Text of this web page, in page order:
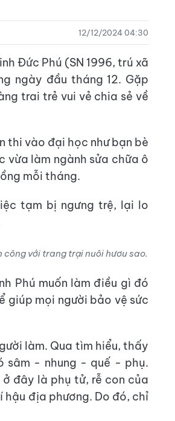
12/12/2024 04:30
Đức Phú (SN 1996, trú xã
ngày đầu tháng 12. Gặp
trai trẻ vui vẻ chia sẻ về
thi vào đại học như bạn bè
vừa làm ngành sửa chữa ô
mỗi tháng.
tạm bị ngưng trệ, lại lo
với trang trại nuôi hươu sao.
Phú muốn làm điều gì đó
giúp mọi người bảo vệ sức
làm. Qua tìm hiểu, thấy
sâm - nhung - quế - phụ.
đây là phụ tử, rễ con của
hậu địa phương. Do đó, chỉ